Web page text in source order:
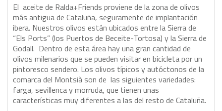
El aceite de Ralda+Friends proviene de la zona de olivos
más antigua de Cataluña, seguramente de implantación
ibera. Nuestros olivos están ubicados entre la Sierra de
“Els Ports” (los Puertos de Beceite-Tortosa) y la Sierra de
Godall. Dentro de esta área hay una gran cantidad de
olivos milenarios que se pueden visitar en bicicleta por un
pintoresco sendero. Los olivos típicos y autóctonos de la
comarca del Montsià son de las siguientes variedades:
farga, sevillenca y morruda, que tienen unas
características muy diferentes a las del resto de Cataluña.